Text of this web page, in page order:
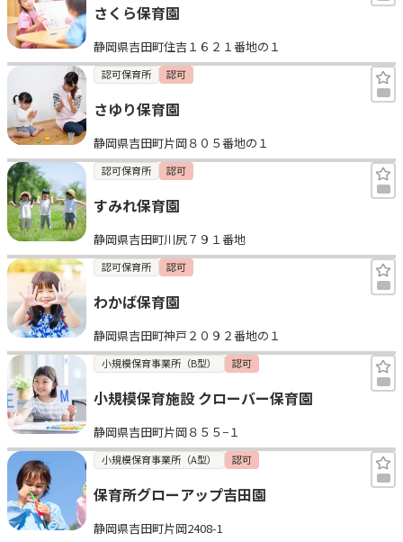
エンクルの特徴と活用方法
コラム
お知らせ
さくら保育園
静岡県吉田町住吉１６２１番地の１
認可保育所 認可
さゆり保育園
静岡県吉田町片岡８０５番地の１
認可保育所 認可
すみれ保育園
静岡県吉田町川尻７９１番地
認可保育所 認可
わかば保育園
静岡県吉田町神戸２０９２番地の１
小規模保育事業所（B型） 認可
小規模保育施設 クローバー保育園
静岡県吉田町片岡８５５−１
小規模保育事業所（A型） 認可
保育所グローアップ吉田園
静岡県吉田町片岡2408-1